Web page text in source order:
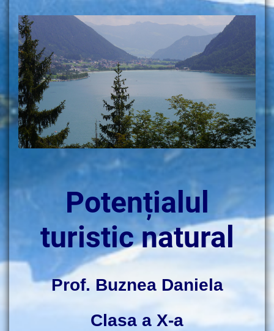
Potențialul
turistic natural
Prof. Buznea Daniela
Clasa a X-a